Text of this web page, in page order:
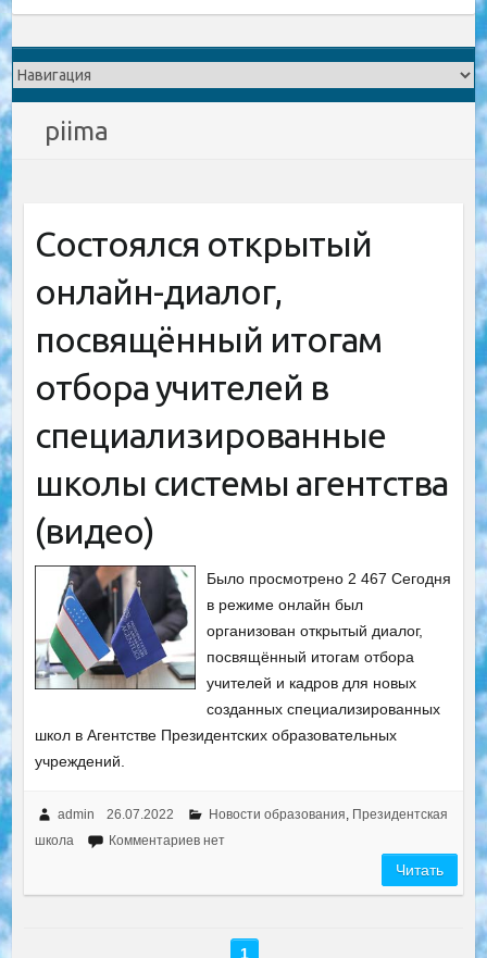
piima
Состоялся открытый
онлайн-диалог,
посвящённый итогам
отбора учителей в
специализированные
школы системы агентства
(видео)
Было просмотрено 2 467 Сегодня
в режиме онлайн был
организован открытый диалог,
посвящённый итогам отбора
учителей и кадров для новых
созданных специализированных
школ в Агентстве Президентских образовательных
учреждений.
admin 26.07.2022 Новости образования, Президентская
школа
Комментариев нет
Читать
1